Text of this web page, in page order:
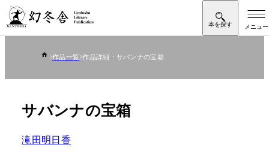
作品一覧 作品詳細：サバンナの宝箱
サバンナの宝箱
滝田明日香